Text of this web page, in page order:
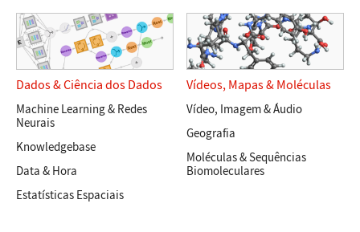
Dados & Ciência dos Dados
Machine Learning & Redes
Neurais
Knowledgebase
Data & Hora
Estatísticas Espaciais
Vídeos, Mapas& Moléculas
Vídeo, Imagem & Áudio
Geografia
Moléculas & Sequências
Biomoleculares